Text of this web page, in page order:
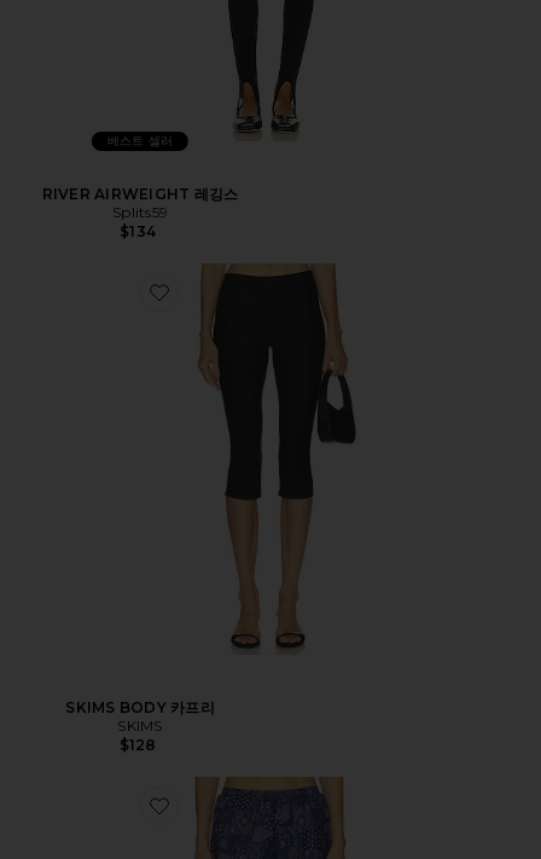
베스트 셀러
RIVER AIRWEIGHT 레깅스
Splits59
$134
SKIMS BODY 카프리
SKIMS
$128